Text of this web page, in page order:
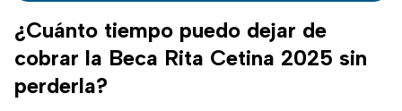
sencillo para sacar
dinero de la tarjeta.
¿Cuánto tiempo puedo dejar de
cobrar la Beca Rita Cetina 2025 sin
perderla?